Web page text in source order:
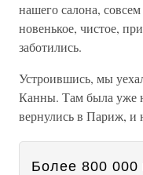
нашего салона,
новенькое, чистое,
заботились.
Устроившись, мы
Канны. Там была уже
вернулись в Париж, и
Более 800 000